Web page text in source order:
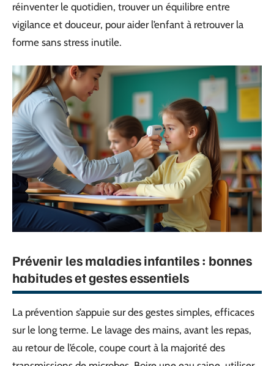
réinventer le quotidien, trouver un équilibre entre
vigilance et douceur, pour aider l’enfant à retrouver la
forme sans stress inutile.
Prévenir les maladies infantiles : bonnes
habitudes et gestes essentiels
La prévention s’appuie sur des gestes simples, efficaces
sur le long terme. Le lavage des mains, avant les repas,
au retour de l’école, coupe court à la majorité des